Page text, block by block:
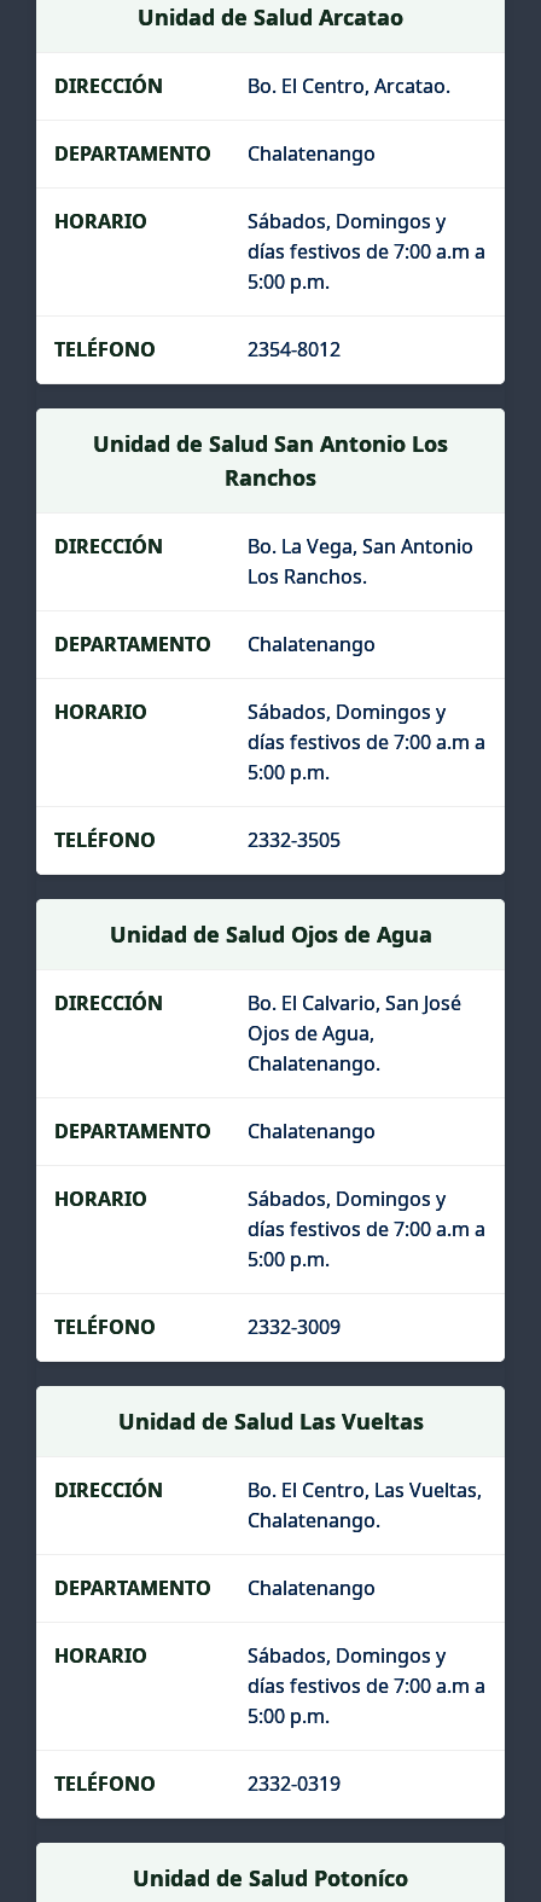
Unidad de Salud Arcatao
Bo. El Centro, Arcatao.
Chalatenango
Sábados, Domingos y
días festivos de 7:00 a.m a
5:00 p.m.
2354-8012
Unidad de Salud San Antonio Los
Ranchos
Bo. La Vega, San Antonio
Los Ranchos.
Chalatenango
Sábados, Domingos y
días festivos de 7:00 a.m a
5:00 p.m.
2332-3505
Unidad de Salud Ojos de Agua
Bo. El Calvario, San José
Ojos de Agua,
Chalatenango.
Chalatenango
Sábados, Domingos y
días festivos de 7:00 a.m a
5:00 p.m.
2332-3009
Unidad de Salud Las Vueltas
Bo. El Centro, Las Vueltas,
Chalatenango.
Chalatenango
Sábados, Domingos y
días festivos de 7:00 a.m a
5:00 p.m.
2332-0319
Unidad de Salud Potoníco